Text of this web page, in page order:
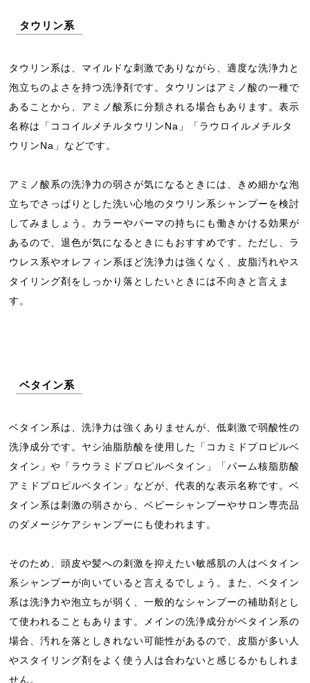
タウリン系
タウリン系は、マイルドな刺激でありながら、適度な洗浄力と
泡立ちのよさを持つ洗浄剤です。タウリンはアミノ酸の一種で
あることから、アミノ酸系に分類される場合もあります。表示
名称は「ココイルメチルタウリンNa」「ラウロイルメチルタ
ウリンNa」などです。
アミノ酸系の洗浄力の弱さが気になるときには、きめ細かな泡
立ちでさっぱりとした洗い心地のタウリン系シャンプーを検討
してみましょう。カラーやパーマの持ちにも働きかける効果が
あるので、退色が気になるときにもおすすめです。ただし、ラ
ウレス系やオレフィン系ほど洗浄力は強くなく、皮脂汚れやス
タイリング剤をしっかり落としたいときには不向きと言えま
す。
ベタイン系
ベタイン系は、洗浄力は強くありませんが、低刺激で弱酸性の
洗浄成分です。ヤシ油脂肪酸を使用した「コカミドプロピルベ
タイン」や「ラウラミドプロピルベタイン」「パーム核脂肪酸
アミドプロピルベタイン」などが、代表的な表示名称です。ベ
タイン系は刺激の弱さから、ベビーシャンプーやサロン専売品
のダメージケアシャンプーにも使われます。
そのため、頭皮や髪への刺激を抑えたい敏感肌の人はベタイン
系シャンプーが向いていると言えるでしょう。また、ベタイン
系は洗浄力や泡立ちが弱く、一般的なシャンプーの補助剤とし
て使われることもあります。メインの洗浄成分がベタイン系の
場合、汚れを落としきれない可能性があるので、皮脂が多い人
やスタイリング剤をよく使う人は合わないと感じるかもしれま
せん。